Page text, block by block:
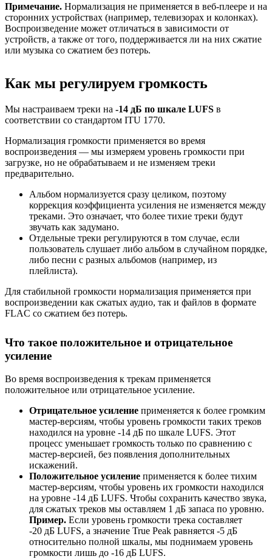
Примечание. Нормализация не применяется в веб-плеере и на
сторонних устройствах (например, телевизорах и колонках).
Воспроизведение может отличаться в зависимости от
устройств, а также от того, поддерживается ли на них сжатие
или музыка со сжатием без потерь.
Как мы регулируем громкость
Мы настраиваем треки на -14 дБ по шкале LUFS в
соответствии со стандартом ITU 1770.
Нормализация громкости применяется во время
воспроизведения — мы измеряем уровень громкости при
загрузке, но не обрабатываем и не изменяем треки
предварительно.
Альбом нормализуется сразу целиком, поэтому
коррекция коэффициента усиления не изменяется между
треками. Это означает, что более тихие треки будут
звучать как задумано.
Отдельные треки регулируются в том случае, если
пользователь слушает либо альбом в случайном порядке,
либо песни с разных альбомов (например, из
плейлиста).
Для стабильной громкости нормализация применяется при
воспроизведении как сжатых аудио, так и файлов в формате
FLAC со сжатием без потерь.
Что такое положительное и отрицательное
усиление
Во время воспроизведения к трекам применяется
положительное или отрицательное усиление.
Отрицательное усиление применяется к более громким
мастер-версиям, чтобы уровень громкости таких треков
находился на уровне -14 дБ по шкале LUFS. Этот
процесс уменьшает громкость только по сравнению с
мастер-версией, без появления дополнительных
искажений.
Положительное усиление применяется к более тихим
мастер-версиям, чтобы уровень их громкости находился
на уровне -14 дБ LUFS. Чтобы сохранить качество звука,
для сжатых треков мы оставляем 1 дБ запаса по уровню.
Пример. Если уровень громкости трека составляет
-20 дБ LUFS, а значение True Peak равняется -5 дБ
относительно полной шкалы, мы поднимаем уровень
громкости лишь до -16 дБ LUFS.